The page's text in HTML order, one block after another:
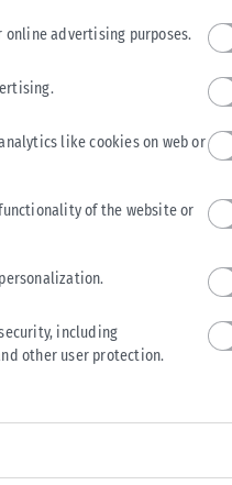
online advertising purposes.
like cookies on web or
of the website or
including
other user protection.
ηλεκτρικής
Ελλάδας-Κύπρου,